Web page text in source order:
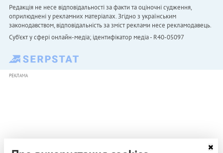
Редакція не несе відповідальності за факти та оціночні судження,
оприлюднені у рекламних матеріалах. Згідно з українським
законодавством, відповідальність за зміст реклами несе рекламодавець.
Cуб'єкт у сфері онлайн-медіа; ідентифікатор медіа - R40-05097
РЕКЛАМА